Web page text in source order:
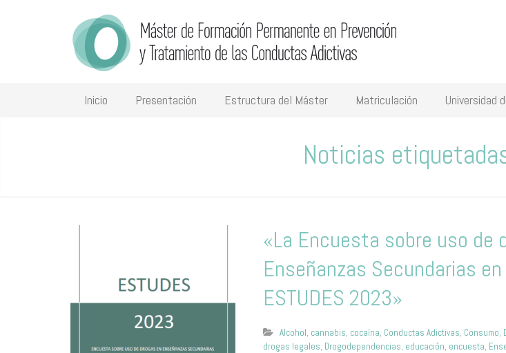
Inicio Presentación Estructura del Máster Matriculación Universidad
Noticias
«La Encuesta sobre uso de
Enseñanzas Secundarias
ESTUDES 2023»
Alcohol, cannabis, cocaína, Conductas Adictivas, Consumo,
drogas legales, Drogodependencias, educación, encuesta,